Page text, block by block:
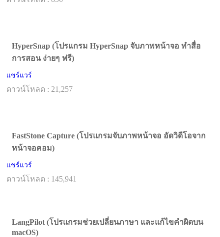
HyperSnap (โปรแกรม HyperSnap จับภาพหน้าจอ ทำสื่อ
การสอน ง่ายๆ ฟรี)
แชร์แวร์
ดาวน์โหลด : 21,257
FastStone Capture (โปรแกรมจับภาพหน้าจอ อัดวิดีโอจาก
หน้าจอคอม)
แชร์แวร์
ดาวน์โหลด : 145,941
LangPilot (โปรแกรมช่วยเปลี่ยนภาษา และแก้ไขคำผิดบน
macOS)